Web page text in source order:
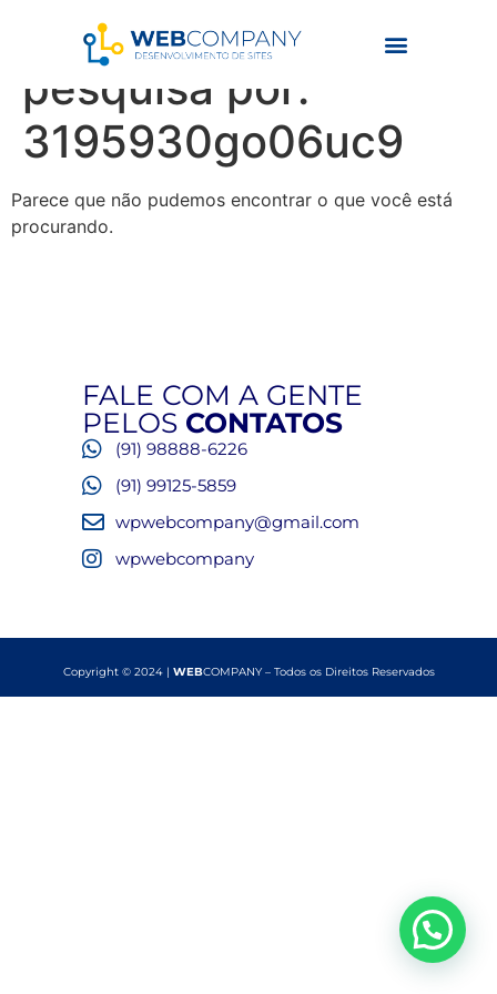
Resultados da
pesquisa por:
3195930go06uc9
Parece que não pudemos encontrar o que você está
procurando.
FALE COM A GENTE
PELOS CONTATOS
(91) 98888-6226
(91) 99125-5859
wpwebcompany@gmail.com
wpwebcompany
Copyright © 2024 | WEBCOMPANY – Todos os Direitos Reservados